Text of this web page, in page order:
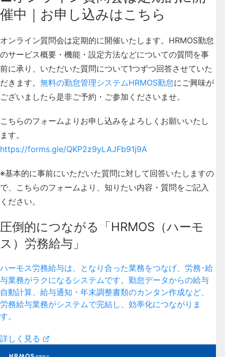
催中｜お申し込みはこちら
オンライン質問会は定期的に開催いたします。HRMOS勤怠
のサービス概要・機能・設定方法などについての質問を事
前に承り、いただいた質問について1つずつ回答させていた
だきます。 無料の勤怠管理システムHRMOS勤怠にご興味が
ございましたら是非ご予約・ご参加くださいませ。
こちらのフォームよりお申し込みをよろしくお願いいたし
ます。
https://forms.gle/QKP2z9yLAJFb91j9A
※基本的に事前にいただいた質問に対して回答いたしますの
で、こちらのフォームより、知りたい内容・質問をご記入
ください。
圧倒的につながる「HRMOS（ハーモ
ス）労務給与」
ハーモス労務給与は、となり合った業務をつなげ、労務･給
与業務がラクになるシステムです。勤怠データからの給与
自動計算、給与通知・年末調整書類のカンタン作成など、
労務給与業務がシステムで完結し、効率化につながりま
す。
詳しく見る